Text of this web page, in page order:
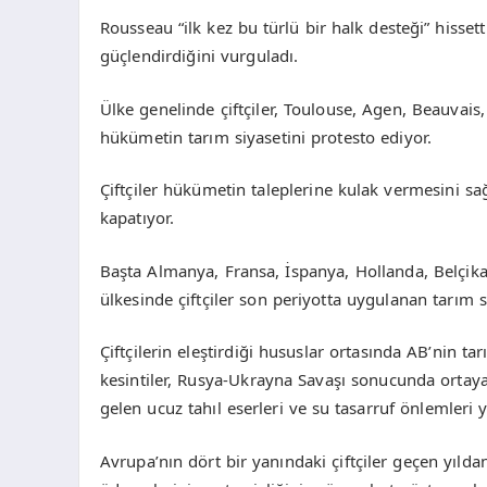
Rousseau “ilk kez bu türlü bir halk desteği”
güçlendirdiğini vurguladı.
Ülke genelinde çiftçiler, Toulouse, Agen,
hükümetin tarım siyasetini protesto ediyor.
Çiftçiler hükümetin taleplerine kulak vermesini
kapatıyor.
Başta Almanya, Fransa, İspanya, Hollanda,
ülkesinde çiftçiler son periyotta uygulanan tarım
Çiftçilerin eleştirdiği hususlar ortasında AB’nin
kesintiler, Rusya-Ukrayna Savaşı sonucunda
gelen ucuz tahıl eserleri ve su tasarruf önlemleri
Avrupa’nın dört bir yanındaki çiftçiler geçen